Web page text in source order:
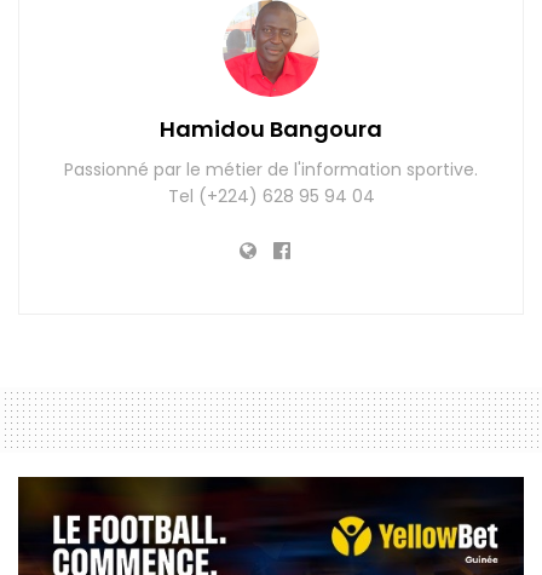
Hamidou Bangoura
Passionné par le métier de l'information sportive.
Tel (+224) 628 95 94 04